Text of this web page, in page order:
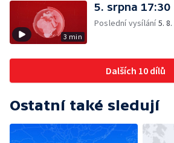
3 min
5. srpna 17:30
Poslední vysílání5.
Dalších 10 dílů
Ostatní také sledují